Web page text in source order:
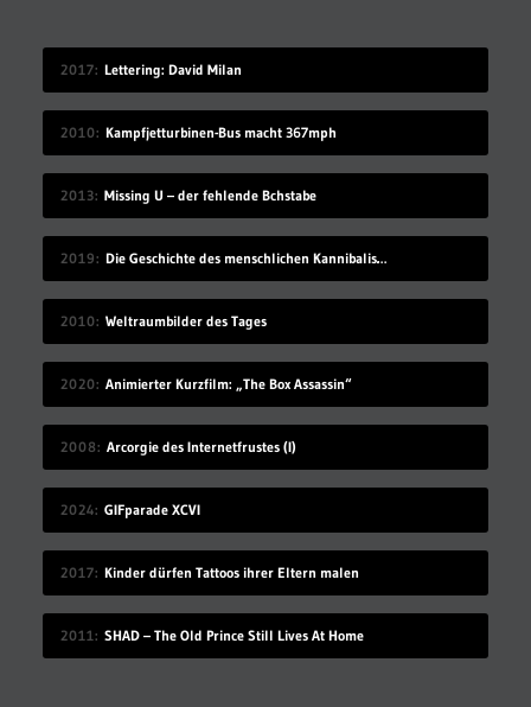
2017 Lettering: David Milan
2010 Kampfjetturbinen-Bus macht 367mph
2013 Missing U – der fehlende Bchstabe
2019 Die Geschichte des menschlichen Kannibalismus
2010 Weltraumbilder des Tages
2020 Animierter Kurzfilm: „The Box Assassin“
2008 Arcorgie des Internetfrustes (I)
2024 GIFparade XCVI
2017 Kinder dürfen Tattoos ihrer Eltern malen
2011 SHAD – The Old Prince Still Lives At Home